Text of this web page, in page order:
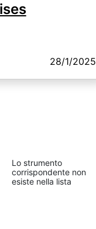
28/1/2025
Lo strumento
corrispondente non
esiste nella lista